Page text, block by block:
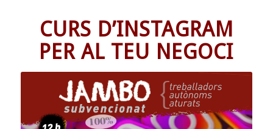
CURS D’INSTAGRAM
PER AL TEU NEGOCI